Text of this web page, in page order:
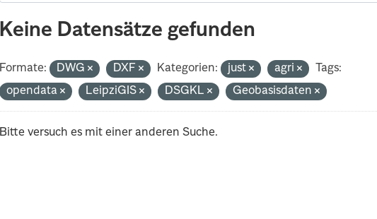
Keine Datensätze gefunden
Formate: DWG DXF Kategorien: just agri
Tags:
opendata
LeipziGIS DSGKL Geobasisdaten
Bitte versuch es mit einer anderen Suche.